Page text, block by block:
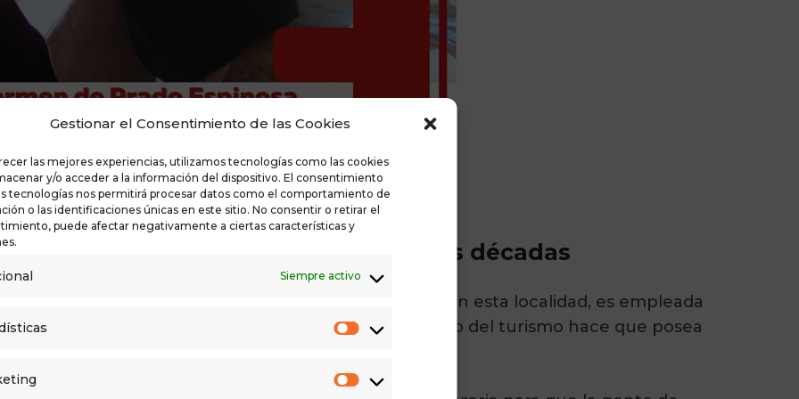
Gestionar el Consentimiento de las Cookies
las mejores experiencias, utilizamos tecnologías como las cookies
y/o acceder a la información del dispositivo. El consentimiento
tecnologías nos permitirá procesar datos como el comportamiento de
o las identificaciones únicas en este sitio. No consentir o retirar el
puede afectar negativamente a ciertas características y
Siempre activo
la mitad de su población en tres décadas
de España Vaciada León en Sahagún. Nacida en esta localidad, es empleada
del municipio. Su vinculación con el mundo del turismo hace que posea
para este Ayuntamiento».